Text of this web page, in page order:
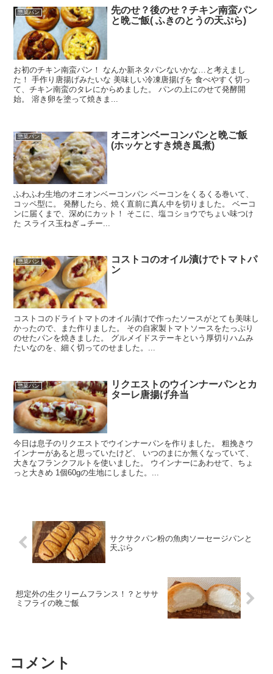
惣菜パン
先のせ？後のせ？チキン南蛮パン
と晩ご飯( ふきのとうの天ぷら)
お初のチキン南蛮パン！ なんか新ネタパンないかな…と考えまし
た！ 手作り唐揚げみたいな 美味しい冷凍唐揚げを 食べやすく切っ
て、チキン南蛮のタレにからめました。 パンの上にのせて発酵開
始。 溶き卵を塗って焼きま...
惣菜パン
オニオンベーコンパンと晩ご飯
(ホッケとすき焼き風煮)
ふわふわ生地のオニオンベーコンパン ベーコンをくるくる巻いて、
コッペ型に。 発酵したら、焼く直前に真ん中を切りました。 ベーコ
ンに届くまで、深めにカット！ そこに、塩コショウでちょい味つけ
た スライス玉ねぎ→チー...
惣菜パン
コストコのオイル漬けでトマトパ
ン
コストコのドライトマトのオイル漬けで作ったソースがとても美味し
かったので、また作りました。 その自家製トマトソースをたっぷり
のせたパンを焼きました。 グルメイドステーキという厚切りハムみ
たいなのを、細く切ってのせました。...
惣菜パン
リクエストのウインナーパンとカ
ターレ唐揚げ弁当
今日は息子のリクエストでウインナーパンを作りました。 粗挽きウ
インナーがあると思っていたけど、 いつのまにか無くなっていて、
大きなフランクフルトを使いました。 ウインナーにあわせて、ちょ
っと大きめ 1個60gの生地にしました。...
サクサクパン粉の魚肉ソーセージパンと
天ぷら
想定外の生クリームフランス！？とササ
ミフライの晩ご飯
コメント